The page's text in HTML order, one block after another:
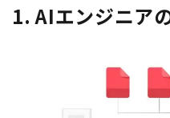
1. AIエンジニア